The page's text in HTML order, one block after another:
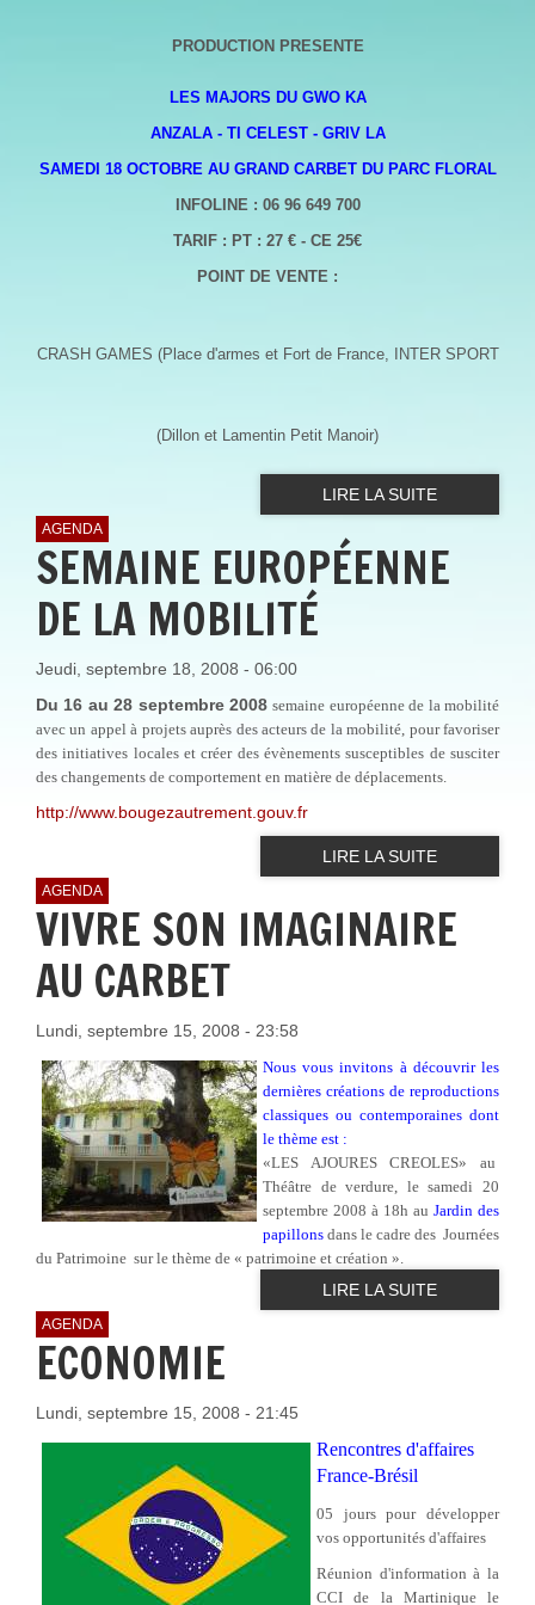
PRODUCTION PRESENTE
LES MAJORS DU GWO KA
ANZALA - TI CELEST - GRIV LA
SAMEDI 18 OCTOBRE AU GRAND CARBET DU PARC FLORAL
INFOLINE : 06 96 649 700
TARIF : PT : 27 € - CE 25€
POINT DE VENTE :
CRASH GAMES (Place d'armes et Fort de France, INTER SPORT
(Dillon et Lamentin Petit Manoir)
LIRE LA SUITE
AGENDA
SEMAINE EUROPÉENNE
DE LA MOBILITÉ
Jeudi, septembre 18, 2008 - 06:00
Du 16 au 28 septembre 2008 semaine européenne de la mobilité
avec un appel à projets auprès des acteurs de la mobilité, pour favoriser
des initiatives locales et créer des évènements susceptibles de susciter
des changements de comportement en matière de déplacements.
http://www.bougezautrement.gouv.fr
LIRE LA SUITE
AGENDA
VIVRE SON IMAGINAIRE
AU CARBET
Lundi, septembre 15, 2008 - 23:58
Nous vous invitons à découvrir les
dernières créations de reproductions
classiques ou contemporaines dont
le thème est :
«LES AJOURES CREOLES» au
Théâtre de verdure, le samedi 20
septembre 2008 à 18h au Jardin des
papillons dans le cadre des Journées
du Patrimoine sur le thème de « patrimoine et création ».
LIRE LA SUITE
AGENDA
ECONOMIE
Lundi, septembre 15, 2008 - 21:45
Rencontres d'affaires
France-Brésil
05 jours pour développer
vos opportunités d'affaires
Réunion d'information à la
CCI de la Martinique le